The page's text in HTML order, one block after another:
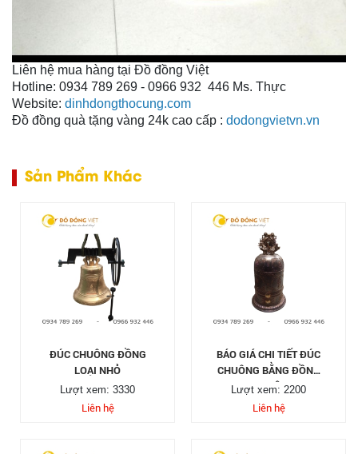
Liên hệ mua hàng tại Đồ đồng Việt
Hotline: 0934 789 269 - 0966 932 446 Ms. Thực
Website: dinhdongthocung.com
Đồ đồng quà tặng vàng 24k cao cấp : dodongvietvn.vn
Sản Phẩm Khác
ĐÚC CHUÔNG ĐỒNG
LOẠI NHỎ
Lượt xem: 3330
Liên hệ
BÁO GIÁ CHI TIẾT ĐÚC
CHUÔNG BẰNG ĐỒNG
TẠI ĐÂY
Lượt xem: 2200
Liên hệ